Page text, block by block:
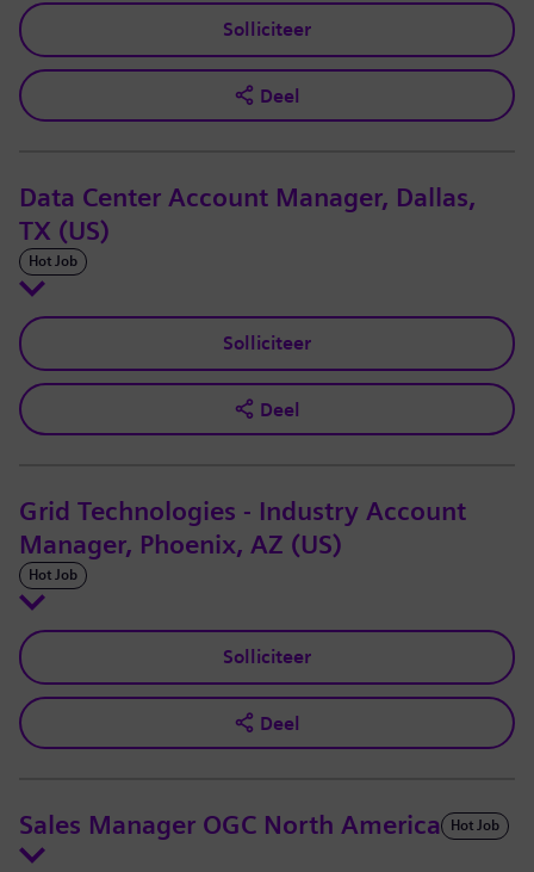
Solliciteer
Deel
Data Center Account Manager, Dallas,
TX (US)
Hot Job
Solliciteer
Deel
Grid Technologies - Industry Account
Manager, Phoenix, AZ (US)
Hot Job
Solliciteer
Deel
Sales Manager OGC North America Hot Job